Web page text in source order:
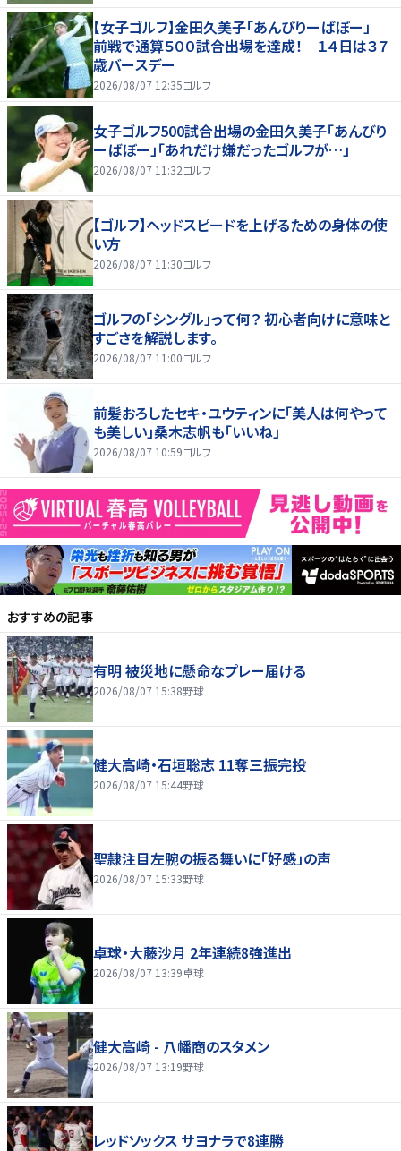
【女子ゴルフ】金田久美子「あんびりーばぼー」
前戦で通算５００試合出場を達成！ １４日は３７
歳バースデー
2026/08/07 12:35ゴルフ
女子ゴルフ500試合出場の金田久美子「あんびり
ーばぼー」「あれだけ嫌だったゴルフが…」
2026/08/07 11:32ゴルフ
【ゴルフ】ヘッドスピードを上げるための身体の使
い方
2026/08/07 11:30ゴルフ
ゴルフの「シングル」って何？ 初心者向けに意味と
すごさを解説します。
2026/08/07 11:00ゴルフ
前髪おろしたセキ・ユウティンに「美人は何やって
も美しい」桑木志帆も「いいね」
2026/08/07 10:59ゴルフ
おすすめの記事
有明 被災地に懸命なプレー届ける
2026/08/07 15:38野球
健大高崎・石垣聡志 11奪三振完投
2026/08/07 15:44野球
聖隷注目左腕の振る舞いに「好感」の声
2026/08/07 15:33野球
卓球・大藤沙月 2年連続8強進出
2026/08/07 13:39卓球
健大高崎 - 八幡商のスタメン
2026/08/07 13:19野球
レッドソックス サヨナラで8連勝